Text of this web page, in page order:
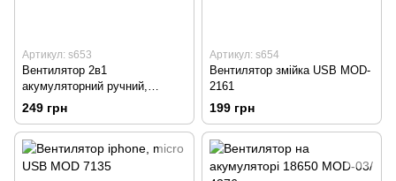
Артикул: s653
Вентилятор 2в1
акумуляторний ручний,
настільний з LED
підсвічуванням 4.5 W CS-092
249 грн
Артикул: s654
Вентилятор змійка USB MOD-
2161
199 грн